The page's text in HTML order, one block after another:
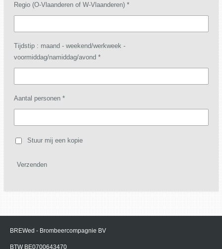
Regio (O-Vlaanderen of W-Vlaanderen) *
Tijdstip : maand - weekend/werkweek -
voormiddag/namiddag/avond *
Aantal personen *
Stuur mij een kopie
Verzenden
BREWed - Brombeercompagnie BV
BTW BE0700643470